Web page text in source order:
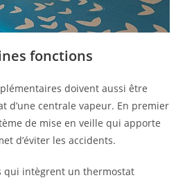
fonctions
doivent aussi être
d’une centrale vapeur. En premier
de mise en veille qui apporte
d’éviter les accidents.
qui intègrent un thermostat